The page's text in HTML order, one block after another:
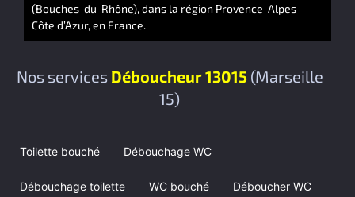
Nos services Déboucheur 13015 (Marseille
15)
Toilette bouché Débouchage WC
Débouchage toilette WC bouché Déboucher WC
(Bouches-du-Rhône), dans la région Provence-Alpes-
Côte d’Azur, en France.